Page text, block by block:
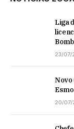
Liga
23/07/
Novo
20/07/